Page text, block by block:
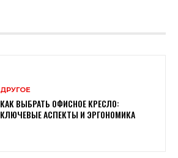
ДРУГОЕ
КАК ВЫБРАТЬ ОФИСНОЕ КРЕСЛО:
КЛЮЧЕВЫЕ АСПЕКТЫ И ЭРГОНОМИКА